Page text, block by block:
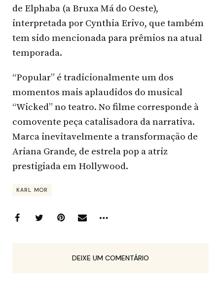
de Elphaba (a Bruxa Má do Oeste),
interpretada por Cynthia Erivo, que também
tem sido mencionada para prêmios na atual
temporada.
“Popular” é tradicionalmente um dos
momentos mais aplaudidos do musical
“Wicked” no teatro. No filme corresponde à
comovente peça catalisadora da narrativa.
Marca inevitavelmente a transformação de
Ariana Grande, de estrela pop a atriz
prestigiada em Hollywood.
KARL MOR
DEIXE UM COMENTÁRIO